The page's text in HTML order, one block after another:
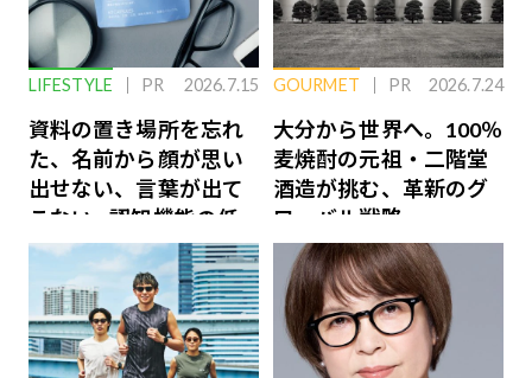
LIFESTYLE PR 2026.7.15
資料の置き場所を忘れ
た、名前から顔が思い
出せない、言葉が出て
こない…認知機能の低
下を救う、脳のインナ
ーケアとは
GOURMET PR 2026.7.24
大分から世界へ。100％
麦焼酎の元祖・二階堂
酒造が挑む、革新のグ
ローバル戦略